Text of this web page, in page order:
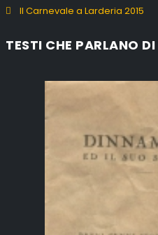
Il Carnevale a Larderia 2015
TESTI CHE PARLANO